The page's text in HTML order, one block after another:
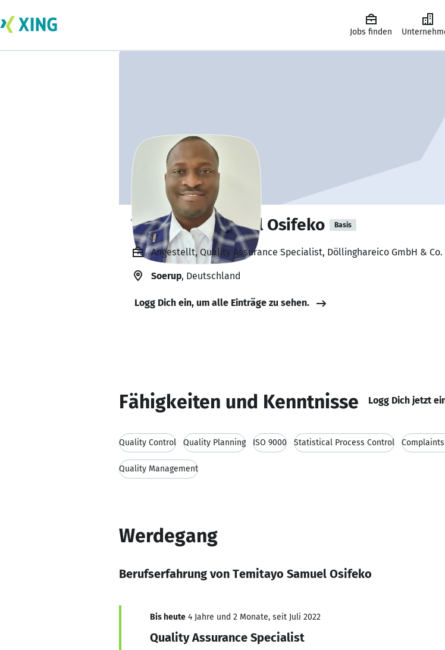
Jobs finden
Temitayo Samuel Osifeko Basis
Angestellt, Quality Assurance Specialist, Döllinghareico GmbH & Co.
Soerup, Deutschland
Logg Dich ein, um alle Einträge zu sehen.
Fähigkeiten und Kenntnisse Logg Dich jetzt
Quality Control Quality Planning ISO 9000 Statistical Process Control
Quality Management
Werdegang
Berufserfahrung von Temitayo Samuel Osifeko
Bis heute 4 Jahre und 2 Monate, seit Juli 2022
Quality Assurance Specialist